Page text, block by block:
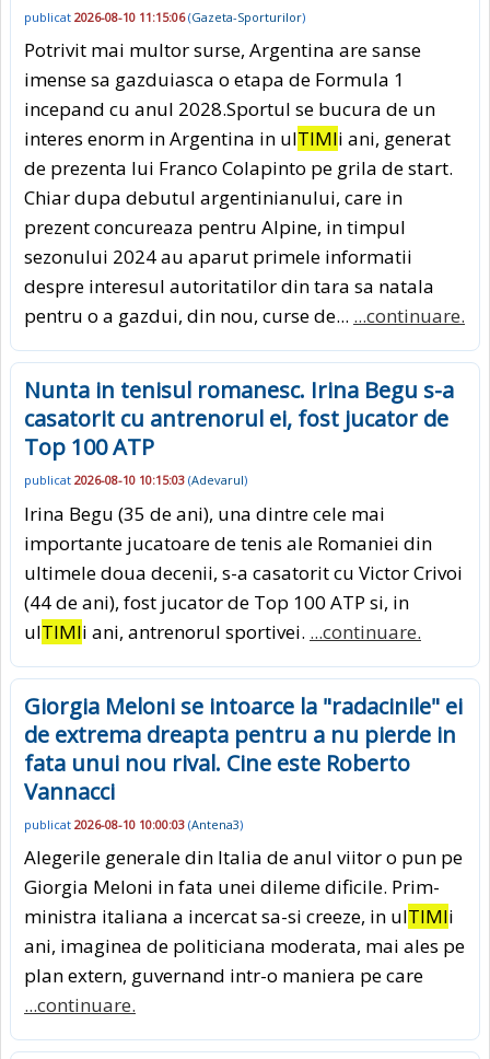
publicat 2026-08-10 11:15:06(Gazeta-Sporturilor)
Potrivit mai multor surse, Argentina are sanse
imense sa gazduiasca o etapa de Formula 1
incepand cu anul 2028.Sportul se bucura de un
interes enorm in Argentina in ulTIMIi ani, generat
de prezenta lui Franco Colapinto pe grila de start.
Chiar dupa debutul argentinianului, care in
prezent concureaza pentru Alpine, in timpul
sezonului 2024 au aparut primele informatii
despre interesul autoritatilor din tara sa natala
pentru o a gazdui, din nou, curse de... ...continuare.
Nunta in tenisul romanesc. Irina Begu s-a
casatorit cu antrenorul ei, fost jucator de
Top 100 ATP
publicat 2026-08-10 10:15:03 (Adevarul)
Irina Begu (35 de ani), una dintre cele mai
importante jucatoare de tenis ale Romaniei din
ultimele doua decenii, s-a casatorit cu Victor Crivoi
(44 de ani), fost jucator de Top 100 ATP si, in
ulTIMIi ani, antrenorul sportivei. ...continuare.
Giorgia Meloni se intoarce la "radacinile" ei
de extrema dreapta pentru a nu pierde in
fata unui nou rival. Cine este Roberto
Vannacci
publicat 2026-08-10 10:00:03 (Antena3)
Alegerile generale din Italia de anul viitor o pun pe
Giorgia Meloni in fata unei dileme dificile. Prim-
ministra italiana a incercat sa-si creeze, in ulTIMIi
ani, imaginea de politiciana moderata, mai ales pe
plan extern, guvernand intr-o maniera pe care
...continuare.